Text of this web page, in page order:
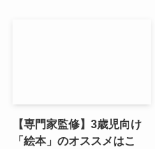
【専門家監修】3歳児向け
「絵本」のオススメはこ